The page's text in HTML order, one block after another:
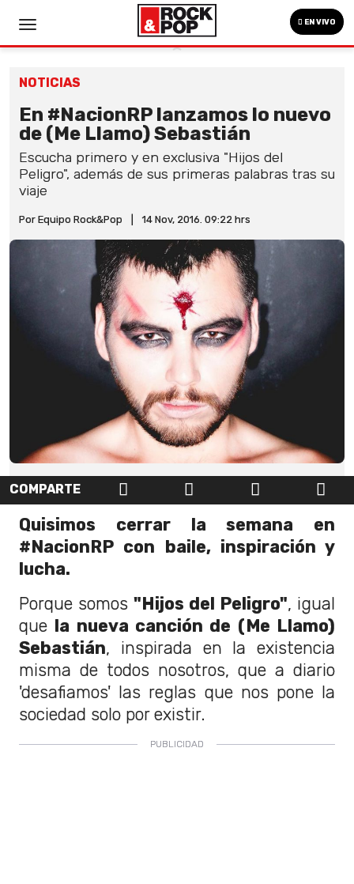
EN VIVO
NOTICIAS
En #NacionRP lanzamos lo nuevo
de (Me Llamo) Sebastián
Escucha primero y en exclusiva "Hijos del
Peligro", además de sus primeras palabras tras su
viaje
Por Equipo Rock&Pop 14 Nov, 2016. 09:22 hrs
COMPARTE
Quisimos cerrar la semana en
#NacionRP con baile, inspiración y
lucha.
Porque somos "Hijos del Peligro", igual
que
la nueva canción de (Me Llamo)
Sebastián, inspirada en la existencia
misma de todos nosotros, que a diario
'desafiamos' las reglas que nos pone la
sociedad solo por existir.